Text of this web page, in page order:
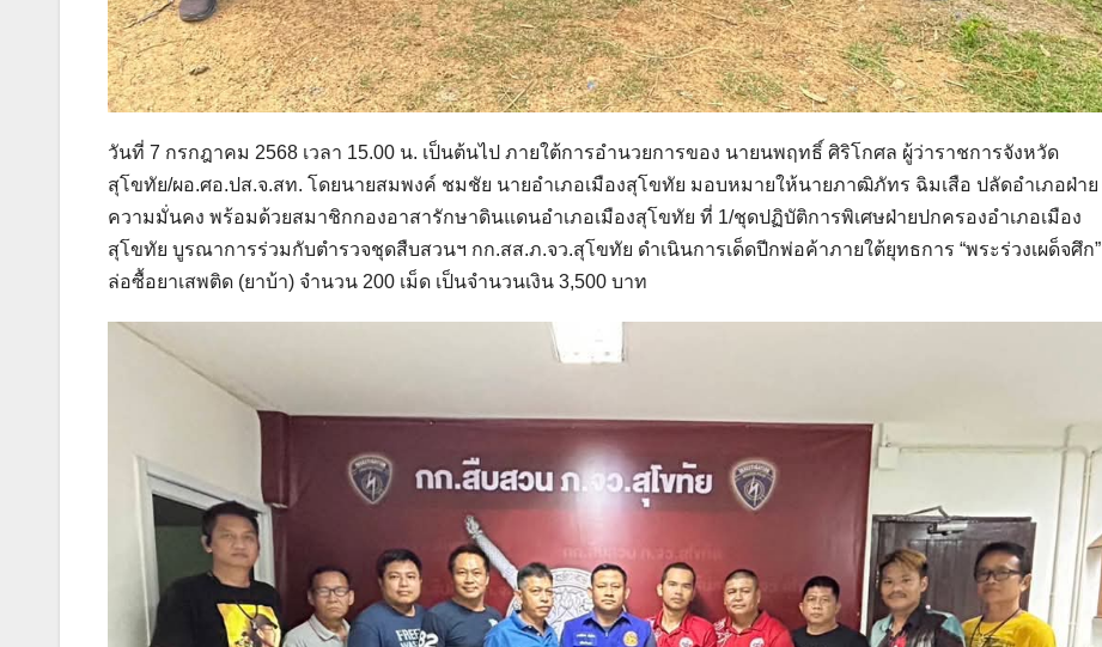
วันที่ 7 กรกฎาคม 2568 เวลา 15.00 น. เป็นต้นไป ภายใต้การอำนวยการของ นายนพฤทธิ์ ศิริโกศล ผู้ว่าราชการจังหวัด
สุโขทัย/ผอ.ศอ.ปส.จ.สท. โดยนายสมพงค์ ชมชัย นายอำเภอเมืองสุโขทัย มอบหมายให้นายภาฒิภัทร ฉิมเสือ ปลัดอำเภอฝ่าย
ความมั่นคง พร้อมด้วยสมาชิกกองอาสารักษาดินแดนอำเภอเมืองสุโขทัย ที่ 1/ชุดปฏิบัติการพิเศษฝ่ายปกครองอำเภอเมือง
สุโขทัย บูรณาการร่วมกับตำรวจชุดสืบสวนฯ กก.สส.ภ.จว.สุโขทัย ดำเนินการเด็ดปีกพ่อค้าภายใต้ยุทธการ “พระร่วงเผด็จศึก”
ล่อซื้อยาเสพติด (ยาบ้า) จำนวน 200 เม็ด เป็นจำนวนเงิน 3,500 บาท